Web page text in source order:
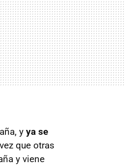
y ya se
que otras
y viene